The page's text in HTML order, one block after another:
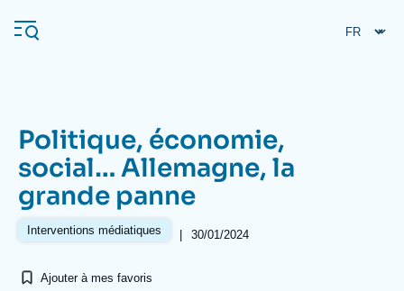
au
contenu
Navigation
principale
L'Ifri
À propos de l'Ifri
Politique, économie,
social… Allemagne, la
grande panne
Interventions médiatiques | 30/01/2024
Ajouter à mes favoris